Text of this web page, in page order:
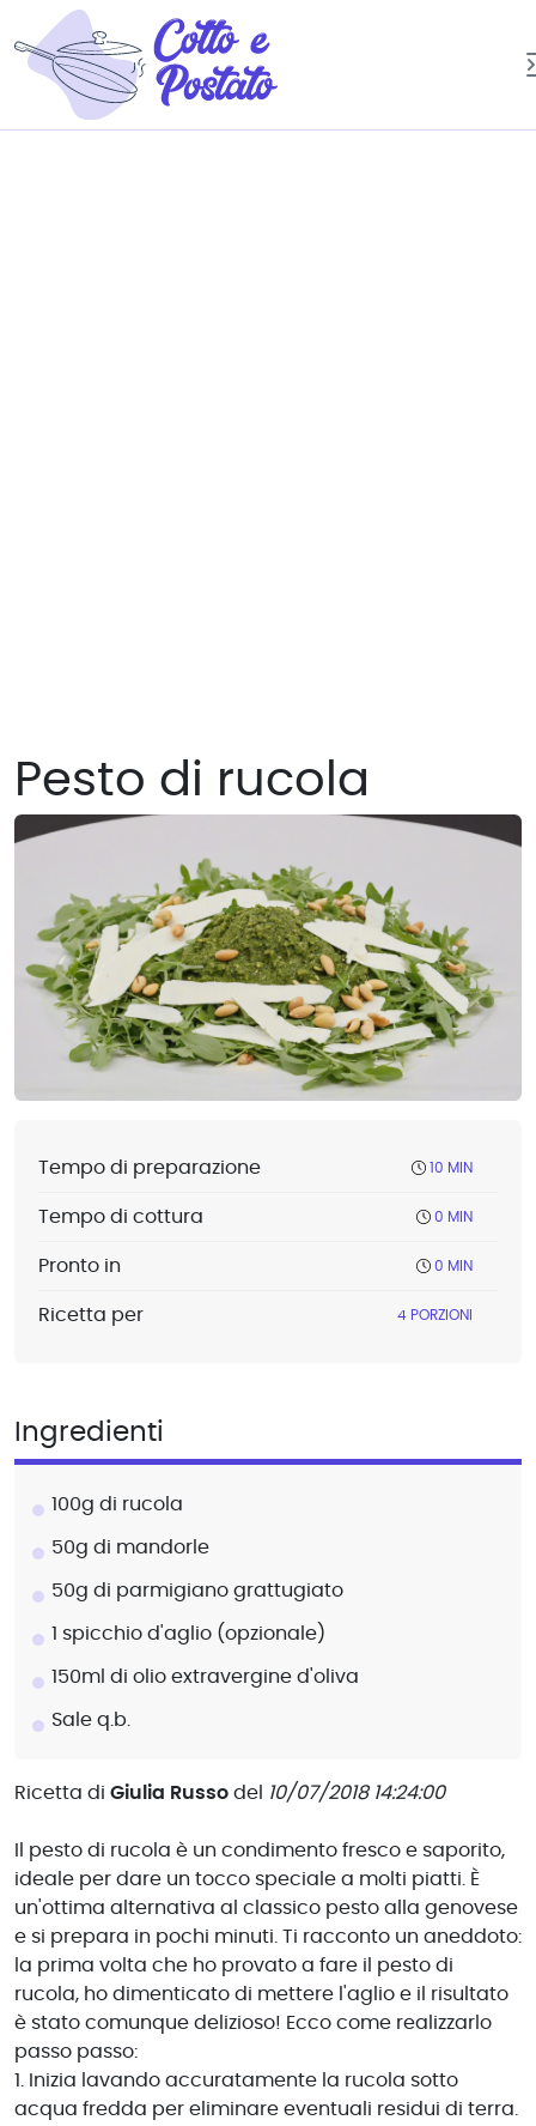
Pesto di rucola
Tempo di preparazione 10 MIN
Tempo di cottura 0 MIN
Pronto in 0 MIN
Ricetta per 4 PORZIONI
Ricetta di Giulia Russo del 10/07/2018 14:24:00
Il pesto di rucola è un condimento fresco e saporito,
ideale per dare un tocco speciale a molti piatti. È
un'ottima alternativa al classico pesto alla genovese
e si prepara in pochi minuti. Ti racconto un aneddoto:
la prima volta che ho provato a fare il pesto di
rucola, ho dimenticato di mettere l'aglio e il risultato
è stato comunque delizioso! Ecco come realizzarlo
passo passo:
1. Inizia lavando accuratamente la rucola sotto
acqua fredda per eliminare eventuali residui di terra.
Ingredienti
100g di rucola
50g di mandorle
50g di parmigiano grattugiato
1 spicchio d'aglio (opzionale)
150ml di olio extravergine d'oliva
Sale q.b.